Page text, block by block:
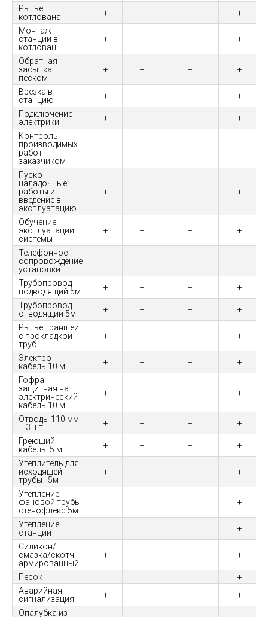
Рытье
котлована
+ + +
+
Монтаж
станции в
котлован
+ + + +
Обратная
засыпка
песком
+ + + +
Врезка в
станцию
+ + +
+
Подключение
электрики
+ + +
+
Контроль
производимых
работ
заказчиком
Пуско-
наладочные
работы и
введение в
эксплуатацию
+ + + +
Обучение
эксплуатации
системы
+ + + +
Телефонное
сопровождение
установки
Трубопровод
подводящий 5м
+ + +
+
Трубопровод
отводящий 5м
+ + +
+
Рытье траншеи
с прокладкой
труб
+ + + +
Электро-
кабель 10 м
+ + +
+
Гофра
защитная на
электрический
кабель 10 м
+ + + +
Отводы 110 мм
– 3 шт
+ + +
+
Греющий
кабель: 5 м
+ + +
+
Утеплитель для
исходящей
трубы : 5м
+ + + +
Утепление
фановой трубы
стенофлекс 5м
+
Утепление
станции
+
Силикон/
смазка/скотч
армированный
+ + + +
Песок
+
Аварийная
сигнализация
+ + +
+
Опалубка из